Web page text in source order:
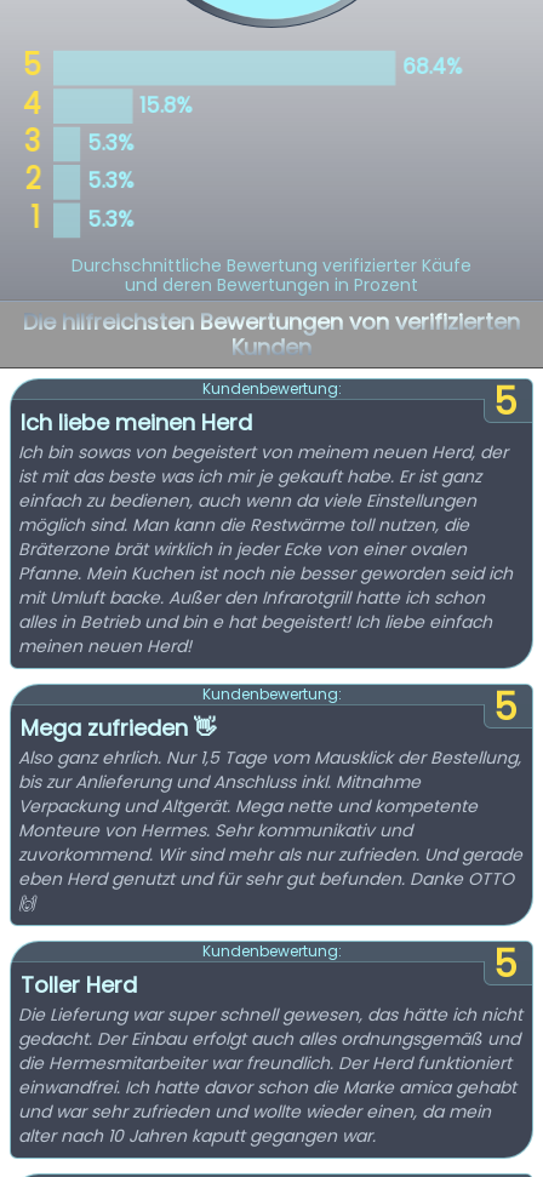
Durchschnittliche Bewertung verifizierter Käufe
und deren Bewertungen in Prozent
Die hilfreichsten Bewertungen von verifizierten
Kunden
5
Kundenbewertung:
Ich liebe meinen Herd
Ich bin sowas von begeistert von meinem neuen Herd, der
ist mit das beste was ich mir je gekauft habe. Er ist ganz
einfach zu bedienen, auch wenn da viele Einstellungen
möglich sind. Man kann die Restwärme toll nutzen, die
Bräterzone brät wirklich in jeder Ecke von einer ovalen
Pfanne. Mein Kuchen ist noch nie besser geworden seid ich
mit Umluft backe. Außer den Infrarotgrill hatte ich schon
alles in Betrieb und bin e hat begeistert! Ich liebe einfach
meinen neuen Herd!
5
Kundenbewertung:
Mega zufrieden 👋
Also ganz ehrlich. Nur 1,5 Tage vom Mausklick der Bestellung,
bis zur Anlieferung und Anschluss inkl. Mitnahme
Verpackung und Altgerät. Mega nette und kompetente
Monteure von Hermes. Sehr kommunikativ und
zuvorkommend. Wir sind mehr als nur zufrieden. Und gerade
eben Herd genutzt und für sehr gut befunden. Danke OTTO
🙌
5
Kundenbewertung:
Toller Herd
Die Lieferung war super schnell gewesen, das hätte ich nicht
gedacht. Der Einbau erfolgt auch alles ordnungsgemäß und
die Hermesmitarbeiter war freundlich. Der Herd funktioniert
einwandfrei. Ich hatte davor schon die Marke amica gehabt
und war sehr zufrieden und wollte wieder einen, da mein
alter nach 10 Jahren kaputt gegangen war.